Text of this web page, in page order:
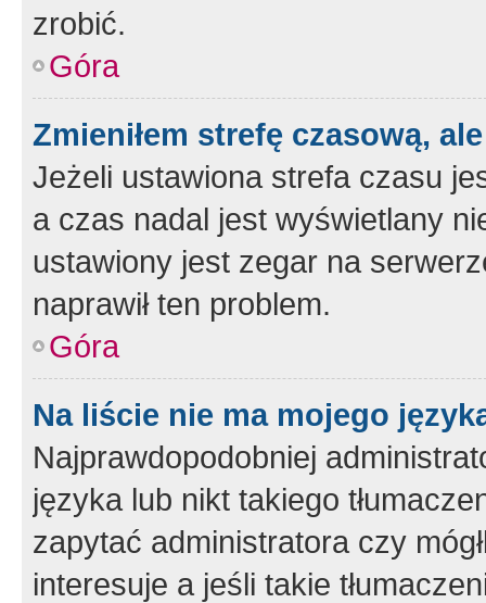
zrobić.
Góra
Zmieniłem strefę czasową,
Jeżeli ustawiona strefa czasu
a czas nadal jest wyświetlany
ustawiony jest zegar na
naprawił ten problem.
Góra
Na liście nie ma mojego
Najprawdopodobniej
języka lub nikt takiego
zapytać administratora czy
interesuje a jeśli takie